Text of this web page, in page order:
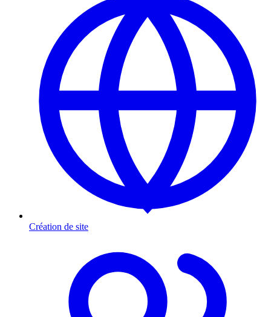
Création de site